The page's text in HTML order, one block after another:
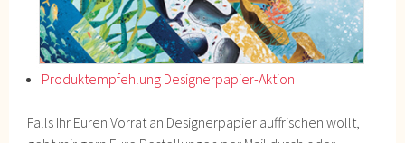
Produktempfehlung Designerpapier-Aktion
Falls Ihr Euren Vorrat an Designerpapier auffrischen wollt,